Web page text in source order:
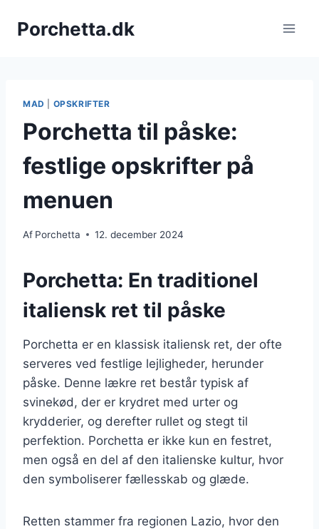
Porchetta.dk
MAD OPSKRIFTER
Porchetta til påske:
festlige opskrifter på
menuen
Af Porchetta 12. december 2024
Porchetta: En traditionel
italiensk ret til påske
Porchetta er en klassisk italiensk ret, der ofte
serveres ved festlige lejligheder, herunder
påske. Denne lækre ret består typisk af
svinekød, der er krydret med urter og
krydderier, og derefter rullet og stegt til
perfektion. Porchetta er ikke kun en festret,
men også en del af den italienske kultur, hvor
den symboliserer fællesskab og glæde.
Retten stammer fra regionen Lazio, hvor den